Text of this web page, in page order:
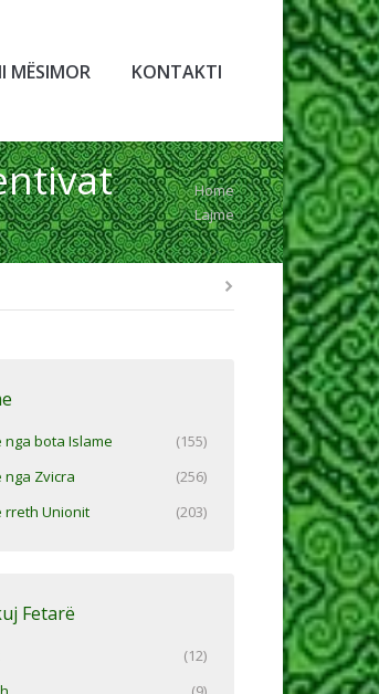
MËSIMOR KONTAKTI
You are here:
Home
Lajme
nga bota Islame
(155)
nga Zvicra
(256)
rreth Unionit
(203)
Fetarë
(12)